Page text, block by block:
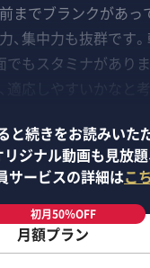
までブランクがあっ
、集中力も抜群です
でもスタミナがあり
と続きをお読みいた
リジナル動画も見放題
サービスの詳細はこ
初月50％OFF
月額プラン